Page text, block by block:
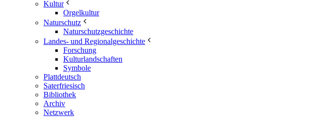
Kultur
Orgelkultur
Naturschutz
Naturschutzgeschichte
Landes- und Regionalgeschichte
Forschung
Kulturlandschaften
Symbole
Plattdeutsch
Saterfriesisch
Bibliothek
Archiv
Netzwerk